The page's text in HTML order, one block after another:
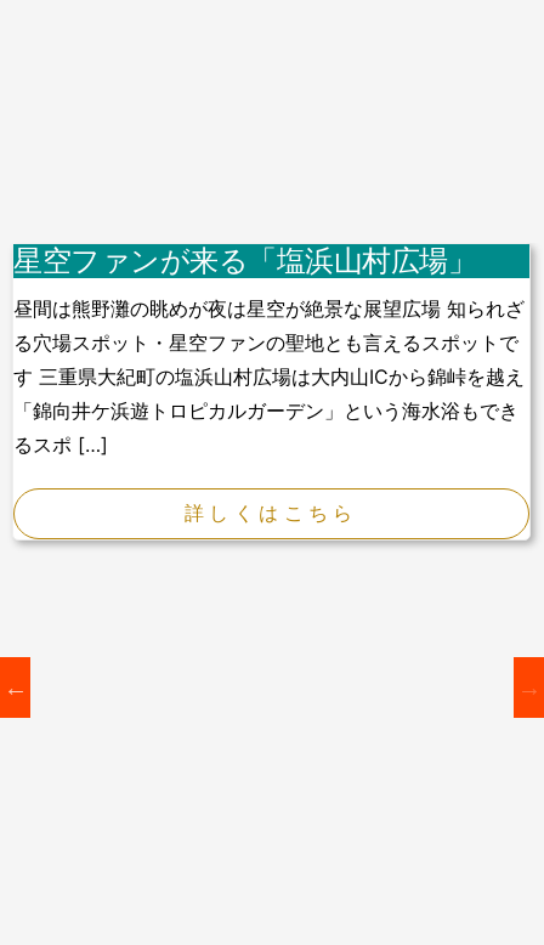
星空ファンが来る「塩浜山村広場」
昼間は熊野灘の眺めが夜は星空が絶景な展望広場 知られざ
る穴場スポット・星空ファンの聖地とも言えるスポットで
す 三重県大紀町の塩浜山村広場は大内山ICから錦峠を越え
「錦向井ケ浜遊トロピカルガーデン」という海水浴もでき
るスポ […]
詳しくはこちら